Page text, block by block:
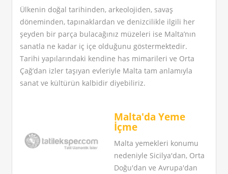
Ülkenin doğal tarihinden, arkeolojiden, savaş
döneminden, tapınaklardan ve denizcilikle ilgili her
şeyden bir parça bulacağınız müzeleri ise Malta’nın
sanatla ne kadar iç içe olduğunu göstermektedir.
Tarihi yapılarındaki kendine has mimarileri ve Orta
Çağ’dan izler taşıyan evleriyle Malta tam anlamıyla
sanat ve kültürün kalbidir diyebiliriz.
Malta'da Yeme
İçme
Malta yemekleri konumu
nedeniyle Sicilya'dan, Orta
Doğu'dan ve Avrupa'dan